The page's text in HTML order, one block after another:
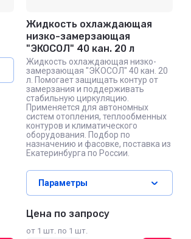
Жидкость охлаждающая
низко-замерзающая
"ЭКОСОЛ" 40 кан. 20 л
Жидкость охлаждающая низко-
замерзающая "ЭКОСОЛ" 40 кан. 20
л. Помогает защищать контур от
замерзания и поддерживать
стабильную циркуляцию.
Применяется для автономных
систем отопления, теплообменных
контуров и климатического
оборудования. Подбор по
назначению и фасовке, поставка из
Екатеринбурга по России.
Параметры
Цена по запросу
от 1 шт. по 1 шт.